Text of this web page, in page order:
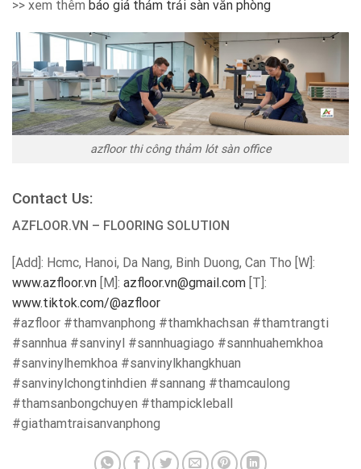
>> xem thêm báo giá thảm trải sàn văn phòng
azfloor thi công thảm lót sàn office
Contact Us:
AZFLOOR.VN – FLOORING SOLUTION
[Add]: Hcmc, Hanoi, Da Nang, Binh Duong, Can Tho [W]:
www.azfloor.vn [M]: azfloor.vn@gmail.com [T]:
www.tiktok.com/@azfloor
#azfloor #thamvanphong #thamkhachsan #thamtrangti
#sannhua #sanvinyl #sannhuagiago #sannhuahemkhoa
#sanvinylhemkhoa #sanvinylkhangkhuan
#sanvinylchongtinhdien #sannang #thamcaulong
#thamsanbongchuyen #thampickleball
#giathamtraisanvanphong